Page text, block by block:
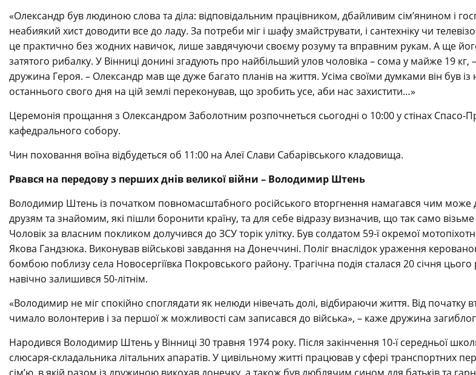
«Олександр був людиною слова та діла: відповідальним працівником, дбайливим сім’янином і
неабиякий хист доводити все до ладу. За потреби міг і шафу змайструвати, і сантехніку чи
це практично без жодних навичок, лише завдячуючи своєму розуму та вправним рукам. А ще
затятого рибалку. У Вінниці донині згадують про найбільший улов чоловіка – сома у майже 19 кг,
дружина Героя. – Олександр мав ще дуже багато планів на життя. Усіма своїми думками він був
останнього свого дня на цій землі переконував, що зробить усе, аби нас захистити…»
Церемонія прощання з Олександром Заболотним розпочнеться сьогодні о 10:00 у стінах Спасо-
кафедрального собору.
Чин поховання воїна відбудеться об 11:00 на Алеї Слави Сабарівського кладовища.
Рвався на передову з перших днів великої війни – Володимир Штень
Володимир Штень із початком повномасштабного російського вторгнення намагався чим може
друзям та знайомим, які пішли боронити країну, та для себе відразу визначив, що так само
Чоловік за власним покликом долучився до ЗСУ торік улітку. Був солдатом 59-ї окремої
Якова Гандзюка. Виконував військові завдання на Донеччині. Поліг внаслідок ураження
бомбою поблизу села Новосергіївка Покровського району. Трагічна подія сталася 20 січня
навічно залишився 50-літнім.
«Володимир не міг спокійно споглядати як нелюди нівечать долі, відбираючи життя. Від початку
чимало волонтерив і за першої ж можливості сам записався до війська», – каже дружина
Народився Володимир Штень у Вінниці 30 травня 1974 року. Після закінчення 10-ї середньої
слюсаря-складальника літальних апаратів. У цивільному житті працював у сфері транспортних